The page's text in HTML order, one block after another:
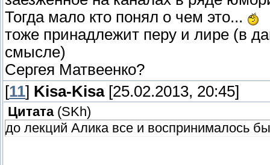
Тогда мало кто понял о чем это...
тоже принадлежит перу и лире (в
смысле)
Сергея Матвеенко?
[11] Kisa-Kisa[25.02.2013, 20:45]
Цитата(SKh)
до лекций Алика все и воспринималось